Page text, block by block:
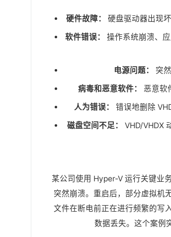
硬件故障：
硬盘驱动器出现
软件错误：
操作系统崩溃、
电源问题：
突
病毒和恶意软件：
恶意软
人为错误：
错误地删除
磁盘空间不足：
VHD/VHDX
某公司使用 Hyper-V 运行关键业
突然崩溃。重启后，部分虚拟机
文件在断电前正在进行频繁的写
数据丢失。这个案例